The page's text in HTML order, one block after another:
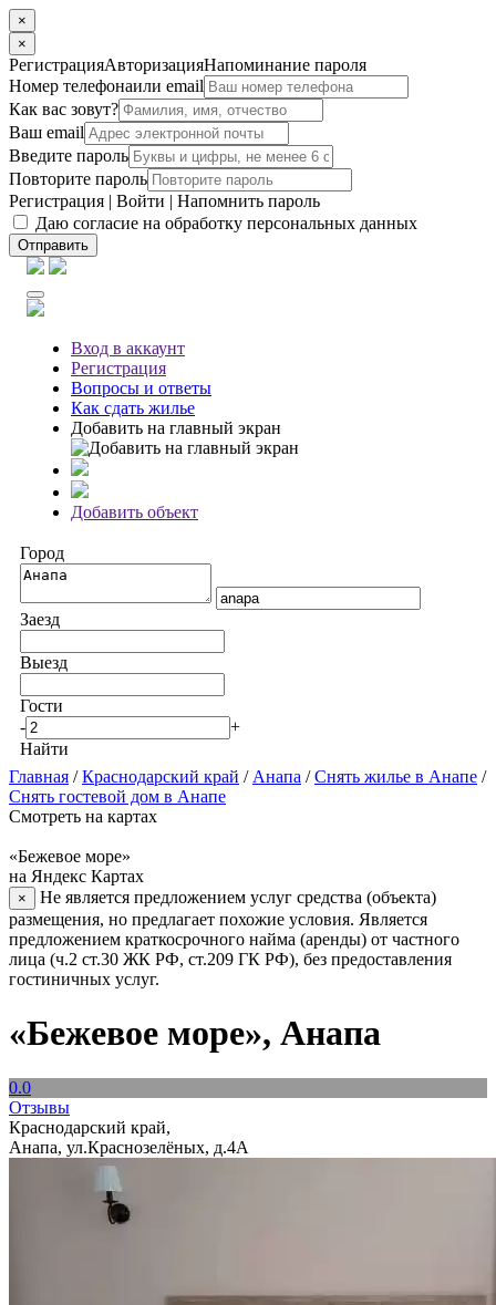
×
×
РегистрацияАвторизацияНапоминание пароля
Номер телефонаили email
Как вас зовут?
Ваш email
Введите пароль
Повторите пароль
Регистрация | Войти | Напомнить пароль
Даю согласие на обработку персональных данных
Отправить
Вход в аккаунт
Регистрация
Вопросы и ответы
Как сдать жилье
Добавить на главный экран
Добавить объект
Город
Заезд
Выезд
Гости
-
+
Найти
Главная /Краснодарский край / Анапа /Снять жилье в Анапе /
Снять гостевой дом в Анапе
Смотреть на картах
«Бежевое море»
на Яндекс Картах
×
Не является предложением услуг средства (объекта)
размещения, но предлагает похожие условия. Является
предложением краткосрочного найма (аренды) от частного
лица (ч.2 ст.30 ЖК РФ, ст.209 ГК РФ), без предоставления
гостиничных услуг.
«Бежевое море», Анапа
0.0
Отзывы
Краснодарский край,
Анапа, ул.Краснозелёных, д.4А